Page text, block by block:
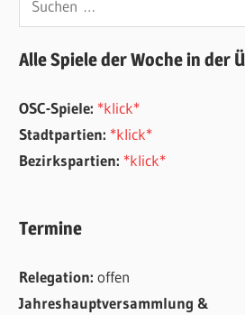
nach:
Alle Spiele der Woche in der
OSC-Spiele: *klick*
Stadtpartien: *klick*
Bezirkspartien: *klick*
Termine
Relegation:offen
Jahreshauptversammlung &